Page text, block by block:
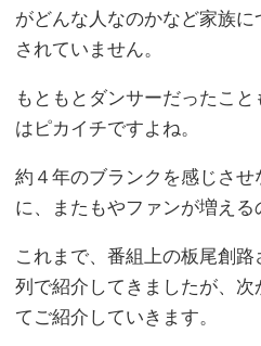
がどんな人なのかなど家族
されていません。
もともとダンサーだったこ
はピカイチですよね。
約４年のブランクを感じさ
に、またもやファンが増える
これまで、番組上の板尾創
列で紹介してきましたが、
てご紹介していきます。